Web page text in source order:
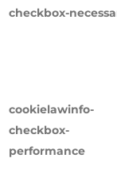
checkbox-
cookielawinfo-
checkbox-
performance